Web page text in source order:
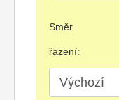
Směr
řazení: